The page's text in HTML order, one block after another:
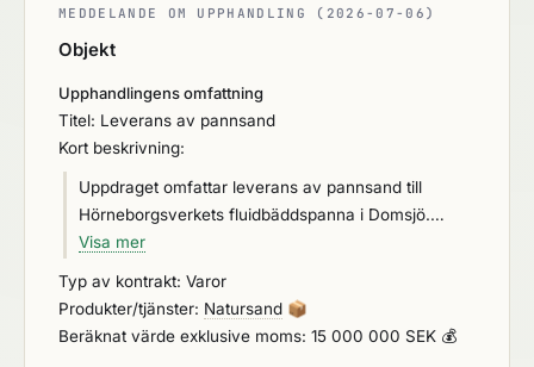
MEDDELANDE OM UPPHANDLING (2026-07-06)
Objekt
Upphandlingens omfattning
Titel: Leverans av pannsand
Kort beskrivning:
Uppdraget omfattar leverans av pannsand till
Hörneborgsverkets fluidbäddspanna i Domsjö.
Uppdraget upphandlas som ett ramavtal med en
sandnivån, planera och genomföra leveranser så
att anläggningen har tillgång till sand året runt utan
Visa mer
Typ av kontrakt: Varor
Produkter/tjänster: Natursand 📦
Beräknat värde exklusive moms: 15 000 000 SEK 💰